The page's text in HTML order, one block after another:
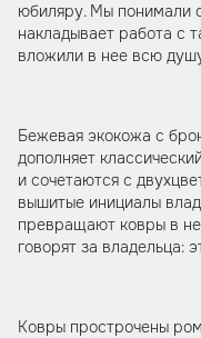
юбиляру. Мы понимали
накладывает работа с
вложили в нее всю
Бежевая экокожа с
дополняет
и сочетаются с
вышитые инициалы
превращают ковры в
говорят за владельца:
Ковры прострочены